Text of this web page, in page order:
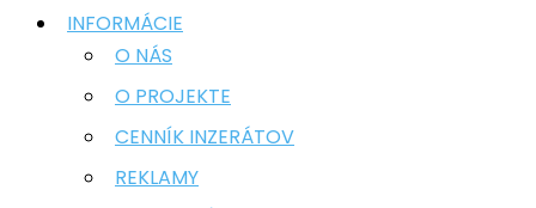
INFORMÁCIE
O NÁS
O PROJEKTE
CENNÍK INZERÁTOV
REKLAMY